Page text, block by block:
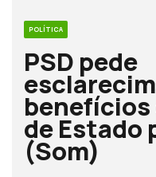
POLÍTICA
PSD pede
benefícios
de Estado
(Som)